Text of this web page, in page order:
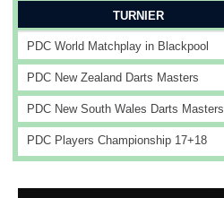
TURNIER
PDC World Matchplay in Blackpool
PDC New Zealand Darts Masters
PDC New South Wales Darts Masters
PDC Players Championship 17+18